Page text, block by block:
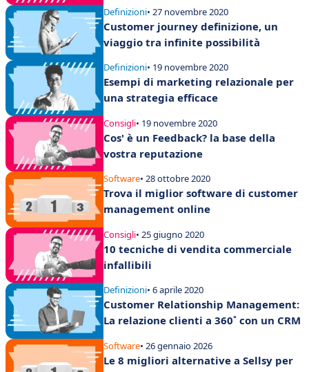
Definizioni• 27 novembre 2020
Customer journey definizione, un
viaggio tra infinite possibilità
Definizioni• 19 novembre 2020
Esempi di marketing relazionale per
una strategia efficace
Consigli• 19 novembre 2020
Cos' è un Feedback? la base della
vostra reputazione
Software• 28 ottobre 2020
Trova il miglior software di customer
management online
Consigli• 25 giugno 2020
10 tecniche di vendita commerciale
infallibili
Definizioni• 6 aprile 2020
Customer Relationship Management:
La relazione clienti a 360˚ con un CRM
Software• 26 gennaio 2026
Le 8 migliori alternative a Sellsy per